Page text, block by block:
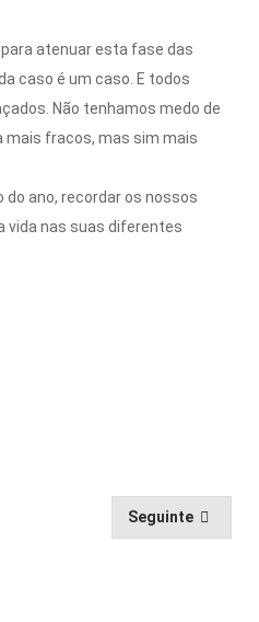
atenuar esta fase das
caso é um caso. E todos
Não tenhamos medo de
mais fracos, mas sim mais
ano, recordar os nossos
vida nas suas diferentes
Seguinte